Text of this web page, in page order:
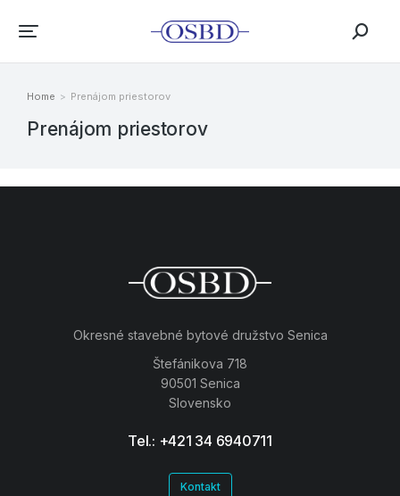
Prenájom priestorov
You are here:
Home Prenájom priestorov
Okresné stavebné bytové družstvo Senica
Štefánikova 718
90501 Senica
Slovensko
Tel.: +421 34 6940711
Kontakt